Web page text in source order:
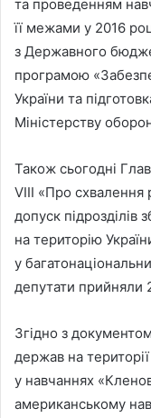
та проведенням
її межами у 2016
з Державного
програмою
України та
Міністерству
Також сьогодні
VІII «Про схвалення
допуск
на територію
у
депутати прийняли
Згідно з
держав на
у навчаннях
американському